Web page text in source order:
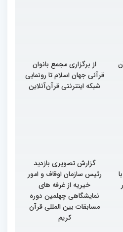
گزارش تصویری بازدید
رئیس سازمان اوقاف و امور
خیریه از غرفه های